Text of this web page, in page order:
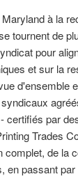
à la
tournent de
pour
et sur la
d'ensemble
certifiés par
Trades
complet, de la
en passant